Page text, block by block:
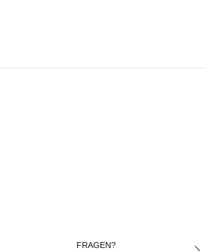
FRAGEN?